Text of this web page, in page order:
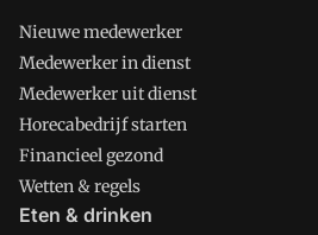
Nieuwe medewerker
Medewerker in dienst
Medewerker uit dienst
Horecabedrijf starten
Financieel gezond
Wetten & regels
Eten & drinken